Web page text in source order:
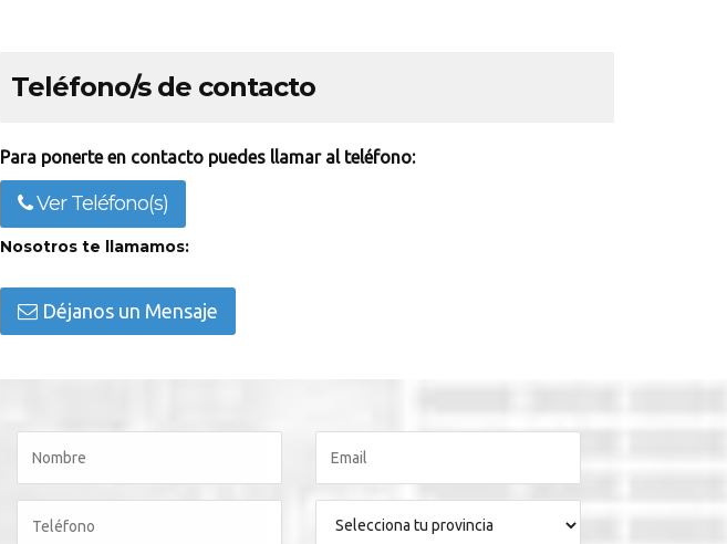
Teléfono/s de contacto
Para ponerte en contacto puedes llamar al teléfono:
Ver Teléfono(s)
Nosotros te llamamos:
Déjanos un Mensaje